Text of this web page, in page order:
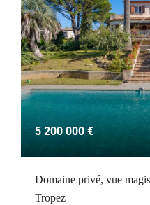
5 200 000 €
Domaine privé, vue
Tropez